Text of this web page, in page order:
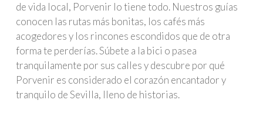
de vida local, Porvenir lo tiene todo. Nuestros guías
conocen las rutas más bonitas, los cafés más
acogedores y los rincones escondidos que de otra
forma te perderías. Súbete a la bici o pasea
tranquilamente por sus calles y descubre por qué
Porvenir es considerado el corazón encantador y
tranquilo de Sevilla, lleno de historias.